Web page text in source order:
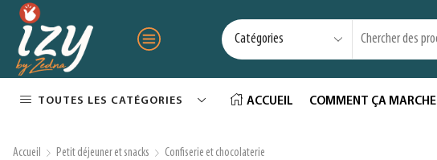
TOUTES LES CATÉGORIES ACCUEIL COMMENT ÇA MARCHE
Accueil Petit déjeuner et snacks Confiserie et chocolaterie